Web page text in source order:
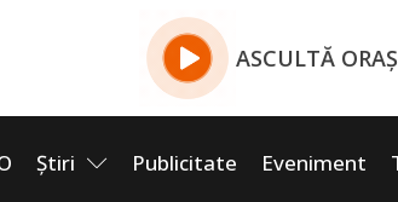
ASCULTĂ
Știri Publicitate Eveniment